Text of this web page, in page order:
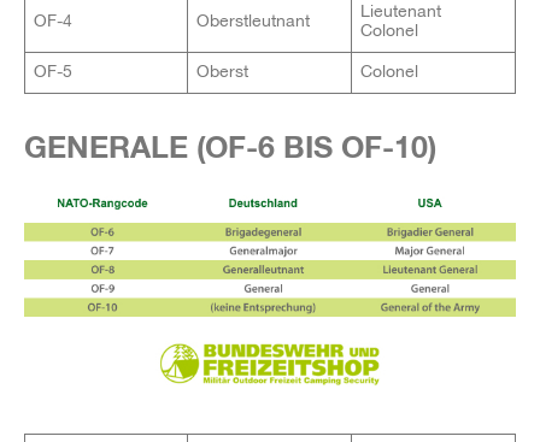
OF-4 Oberstleutnant
Lieutenant
Colonel
OF-5 Oberst Colonel
GENERALE (OF-6 BIS OF-10)